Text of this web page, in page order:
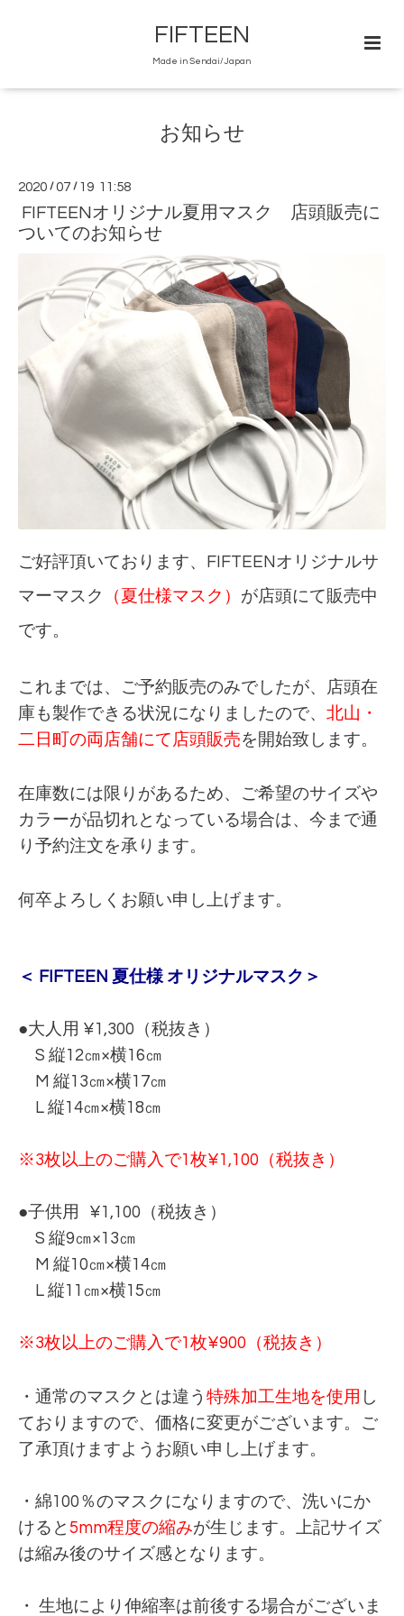
FIFTEEN
Made in Sendai/Japan
お知らせ
2020 /07 / 19 11:58
FIFTEENオリジナル夏用マスク 店頭販売に
ついてのお知らせ
ご好評頂いております、FIFTEENオリジナルサ
マーマスク
（夏仕様マスク） が店頭にて販売中
です。
これまでは、ご予約販売のみでしたが、店頭在
庫も製作できる状況になりましたので、 北山・
二日町の両店舗にて店頭販売を開始致します。
在庫数には限りがあるため、ご希望のサイズや
カラーが品切れとなっている場合は、今まで通
り予約注文を承ります。
何卒よろしくお願い申し上げます。
＜ FIFTEEN 夏仕様 オリジナルマスク＞
●大人用 ¥1,300（税抜き）
S 縦12㎝×横16㎝
M 縦13㎝×横17㎝
L 縦14㎝×横18㎝
※3枚以上のご購入で1枚¥1,100（税抜き）
●子供用 ¥1,100（税抜き）
S 縦9㎝×13㎝
M 縦10㎝×横14㎝
L 縦11㎝×横15㎝
※3枚以上のご購入で1枚¥900（税抜き）
・通常のマスクとは違う 特殊加工生地を使用 し
ておりますので、価格に変更がございます。ご
了承頂けますようお願い申し上げます。
・綿100％のマスクになりますので、洗いにか
けると 5mm程度の縮みが生じます。上記サイズ
は縮み後のサイズ感となります。
・ 生地により伸縮率は前後する場合がございま